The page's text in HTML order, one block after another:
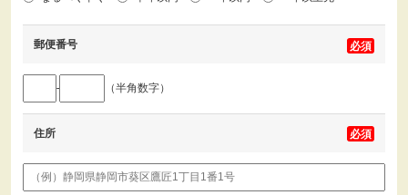
郵便番号
- （半角数字）
住所